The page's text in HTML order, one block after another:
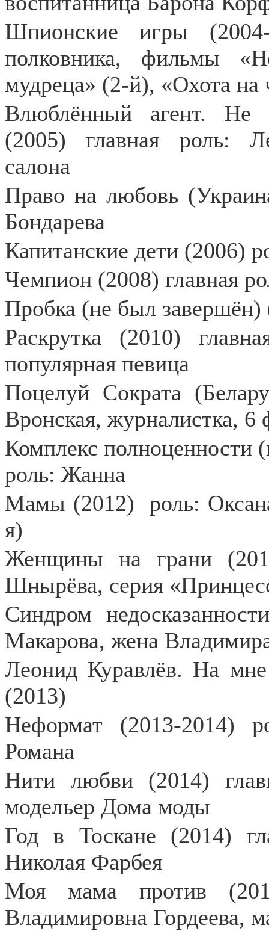
Шпионские игры
полковника, фильмы
мудреца» (2-й), «Охота на
Влюблённый агент. Не
(2005) главная роль:
салона
Право на любовь
Бондарева
Капитанские дети (2006)
Чемпион (2008) главная
Пробка (не был завершён)
Раскрутка (2010)
популярная певица
Поцелуй Сократа
Вронская, журналистка, 6
Комплекс полноценности
роль: Жанна
Мамы (2012)
роль:
я)
Женщины на грани
Шнырёва, серия
Синдром
Макарова, жена
Леонид Куравлёв. На
(2013)
Неформат (2013-2014)
Романа
Нити любви (2014)
модельер Дома моды
Год в Тоскане (2014)
Николая Фарбея
Моя мама против
Владимировна Гордеева,